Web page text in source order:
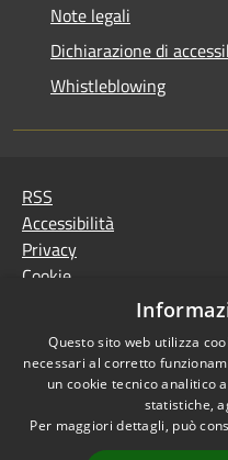
Note legali
Dichiarazione di
Whistleblowing
RSS
Accessibilità
Privacy
Cookie
Questo sito web utilizza
necessari al corretto
un cookie tecnico analitico
statistiche,
Per maggiori dettagli, può